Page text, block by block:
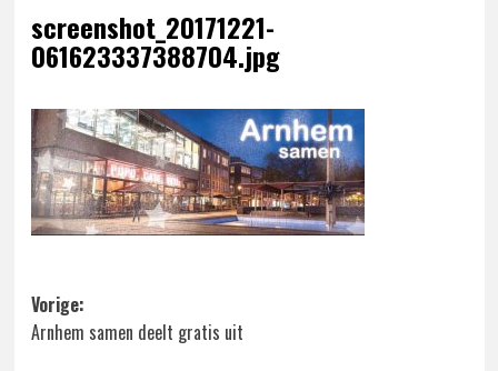
screenshot_20171221-
061623337388704.jpg
Bericht
navigatie
Vorige:
Arnhem samen deelt gratis uit